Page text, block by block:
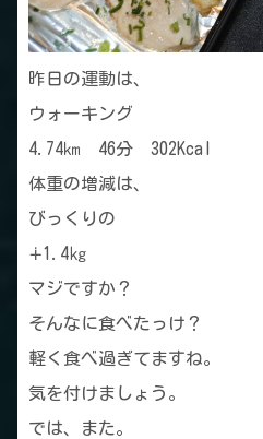
昨日の運動は、
ウォーキング
4.74㎞ 46分 302Kcal
体重の増減は、
びっくりの
∔1.4㎏
マジですか？
そんなに食べたっけ？
軽く食べ過ぎてますね。
気を付けましょう。
では、また。